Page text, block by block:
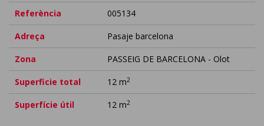
Referència 005134
Adreça Pasaje barcelona
Zona PASSEIG DE BARCELONA - Olot
Superficie total 12 m2
Superfície útil 12 m2